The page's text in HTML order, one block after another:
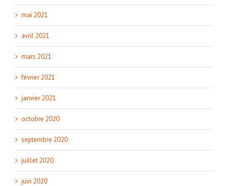
mai 2021
avril 2021
mars 2021
février 2021
janvier 2021
octobre 2020
septembre 2020
juillet 2020
juin 2020